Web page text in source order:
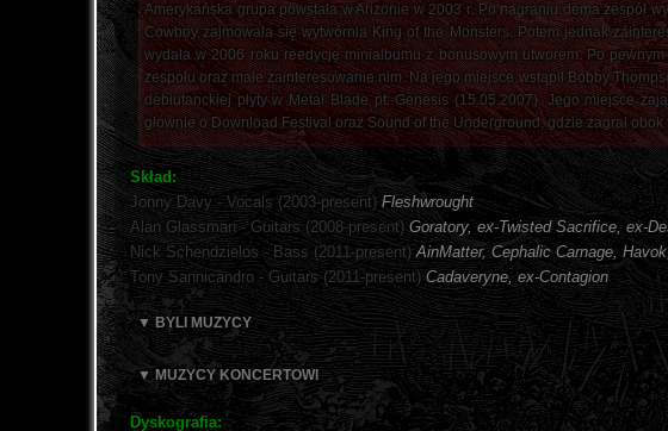
Amerykańska grupa powstała w Arizonie w 2003 r. Po nagraniu dema zespół
Cowboy zajmowała się wytwórnia King of the Monsters. Potem jednak
wydała w 2006 roku reedycję minialbumu z bonusowym utworem. Po
zespołu oraz małe zainteresowanie nim. Na jego miejsce wstąpił Bobby
debiutanckiej płyty w Metal Blade pt. Genesis (15.05.2007). Jego miejsce
głównie o Download Festival oraz Sound of the Underground, gdzie zagrał
Skład:
Jonny Davy - Vocals (2003-present) Fleshwrought
Alan Glassman - Guitars (2008-present) Goratory, ex-Twisted Sacrifice, ex-
Nick Schendzielos - Bass (2011-present)AinMatter, Cephalic Carnage,
Tony Sannicandro - Guitars (2011-present) Cadaveryne, ex-Contagion
▼ BYLI MUZYCY
▼ MUZYCY KONCERTOWI
Dyskografia: